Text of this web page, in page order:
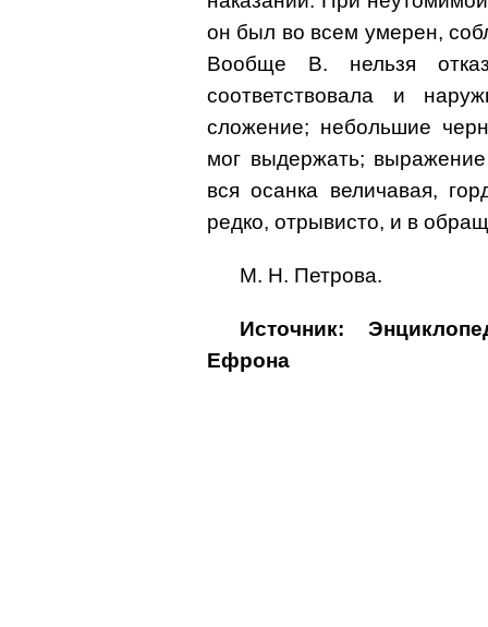
он был во всем умерен,
Вообще В. нельзя
соответствовала и
сложение; небольшие
мог выдержать;
вся осанка величавая,
редко, отрывисто, и в
М. Н. Петрова.
Источник:
Ефрона